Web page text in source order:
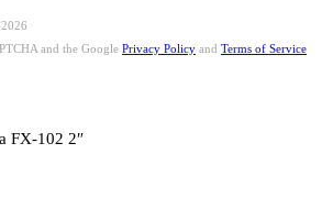
and the Google Privacy Policy and Terms of Service
FX-102 2″